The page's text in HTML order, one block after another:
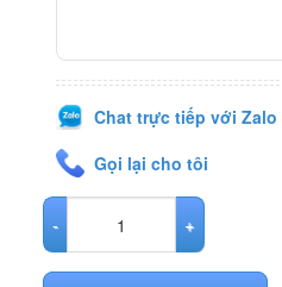
Chat trực tiếp với Zalo
Gọi lại cho tôi
Dell Latitude 9430 2-in-1 Core